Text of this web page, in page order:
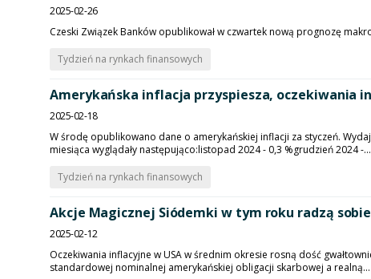
2025-02-26
Czeski Związek Banków opublikował w czwartek nową prognozę
Tydzień na rynkach finansowych
Amerykańska inflacja przyspiesza, oczekiwania
2025-02-18
W środę opublikowano dane o amerykańskiej inflacji za styczeń.
miesiąca wyglądały następująco:listopad 2024 - 0,3 %grudzień 2024 -...
Tydzień na rynkach finansowych
Akcje Magicznej Siódemki w tym roku radzą sobie
2025-02-12
Oczekiwania inflacyjne w USA w średnim okresie rosną dość
standardowej nominalnej amerykańskiej obligacji skarbowej a realną...